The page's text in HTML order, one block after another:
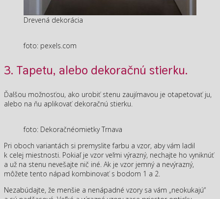
Drevená dekorácia
foto: pexels.com
3. Tapetu, alebo dekoračnú stierku.
Ďalšou možnosťou, ako urobiť stenu zaujímavou je otapetovať ju,
alebo na ňu aplikovať dekoračnú stierku.
foto: Dekoračnéomietky Trnava
Pri oboch variantách si premyslite farbu a vzor, aby vám ladil
k celej miestnosti. Pokiaľ je vzor veľmi výrazný, nechajte ho vyniknúť
a už na stenu nevešajte nič iné. Ak je vzor jemný a nevýrazný,
môžete tento nápad kombinovať s bodom 1 a 2.
Nezabúdajte, že menšie a nenápadné vzory sa vám „neokukajú“